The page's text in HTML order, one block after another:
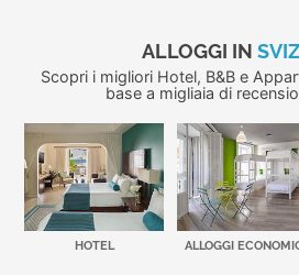
ALLOGGI IN
Scopri i migliori Hotel, B&B e
base a migliaia di
HOTEL ALLOGGI